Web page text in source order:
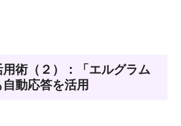
術（２）：「エルグラム
動応答を活用